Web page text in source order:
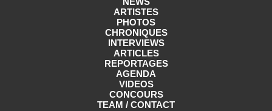
ARTISTES
PHOTOS
CHRONIQUES
INTERVIEWS
ARTICLES
REPORTAGES
AGENDA
VIDEOS
CONCOURS
TEAM / CONTACT